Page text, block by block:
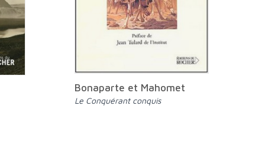
Bonaparte et Mahomet
Le Conquérant conquis